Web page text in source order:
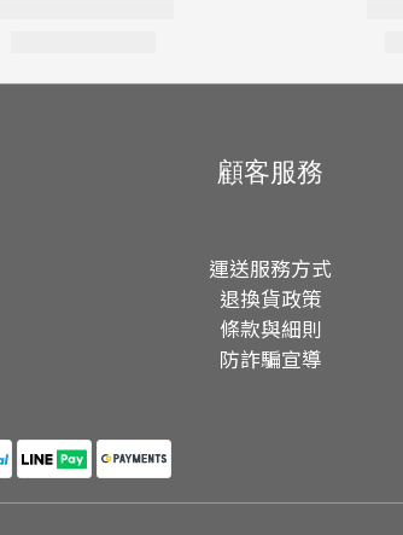
顧客服務
運送服務方式
退換貨政策
條款與細則
防詐騙宣導